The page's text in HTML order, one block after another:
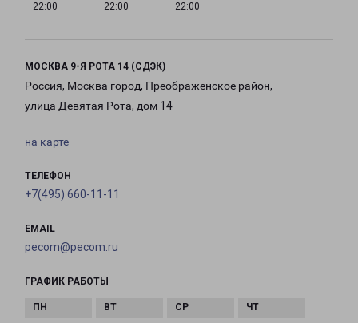
22:00
22:00
22:00
МОСКВА 9-Я РОТА 14 (СДЭК)
Россия, Москва город, Преображенское район,
улица Девятая Рота, дом 14
на карте
ТЕЛЕФОН
+7(495) 660-11-11
EMAIL
pecom@pecom.ru
ГРАФИК РАБОТЫ